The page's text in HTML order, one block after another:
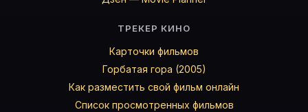
ТРЕКЕР КИНО
Карточки фильмов
Горбатая гора (2005)
Как разместить свой фильм онлайн
Список просмотренных фильмов